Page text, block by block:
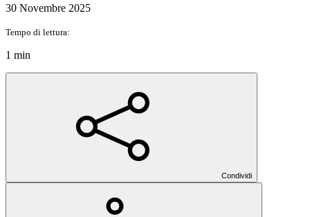
30 Novembre 2025
Tempo di lettura:
1 min
Condividi